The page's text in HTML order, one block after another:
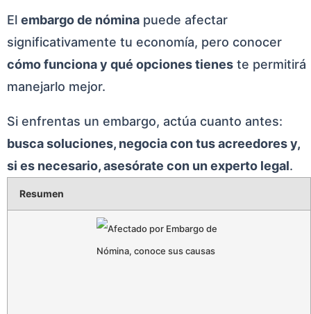
El embargo de nómina puede afectar
significativamente tu economía, pero conocer
cómo funciona y qué opciones tienes te permitirá
manejarlo mejor.
Si enfrentas un embargo, actúa cuanto antes:
busca soluciones, negocia con tus acreedores y,
si es necesario, asesórate con un experto legal.
Resumen